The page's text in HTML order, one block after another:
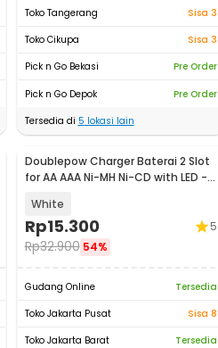
Toko Tangerang
Sisa 3
Toko Cikupa
Sisa 3
Pick n Go Bekasi
Pre Order
Pick n Go Depok
Pre Order
Tersedia di 5 lokasi lain
Doublepow Charger Baterai 2 Slot
for AA AAA Ni-MH Ni-CD with LED -
White
Rp15.300
Rp32.900 54%
5
Gudang Online
Tersedia
Toko Jakarta Pusat
Sisa 8
Toko Jakarta Barat
Tersedia